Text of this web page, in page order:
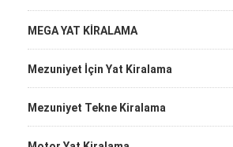
MEGA YAT KİRALAMA
Mezuniyet İçin Yat Kiralama
Mezuniyet Tekne Kiralama